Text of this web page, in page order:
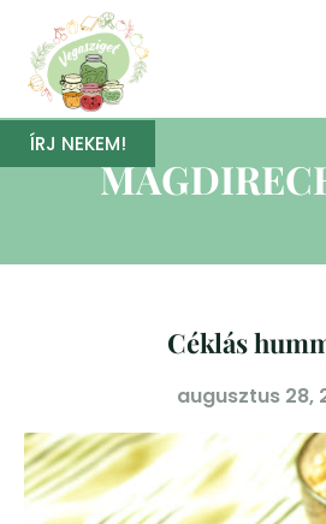
ÍRJ NEKEM!
Céklás
augusztus 28,